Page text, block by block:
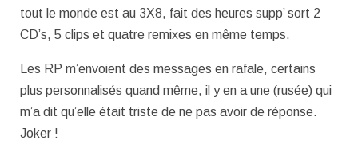
tout le monde est au 3X8, fait des heures supp’ sort 2
CD’s, 5 clips et quatre remixes en même temps.
Les RP m’envoient des messages en rafale, certains
plus personnalisés quand même, il y en a une (rusée) qui
m’a dit qu’elle était triste de ne pas avoir de réponse.
Joker !